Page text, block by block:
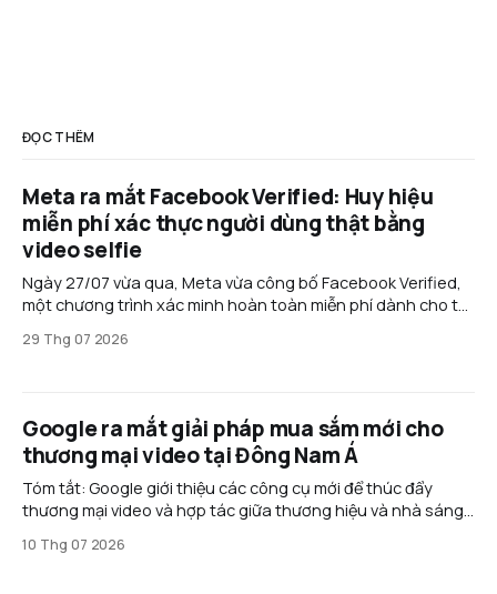
ĐỌC THÊM
Meta ra mắt Facebook Verified: Huy hiệu
miễn phí xác thực người dùng thật bằng
video selfie
Ngày 27/07 vừa qua, Meta vừa công bố Facebook Verified,
một chương trình xác minh hoàn toàn miễn phí dành cho tài
thuê bao như Meta Verified, tính năng mới sử dụng video
29 Thg 07 2026
Google ra mắt giải pháp mua sắm mới cho
thương mại video tại Đông Nam Á
Tóm tắt: Google giới thiệu các công cụ mới để thúc đẩy
thương mại video và hợp tác giữa thương hiệu và nhà sáng
Suite và Creator Partnerships Boost giúp chuyển đổi người
10 Thg 07 2026